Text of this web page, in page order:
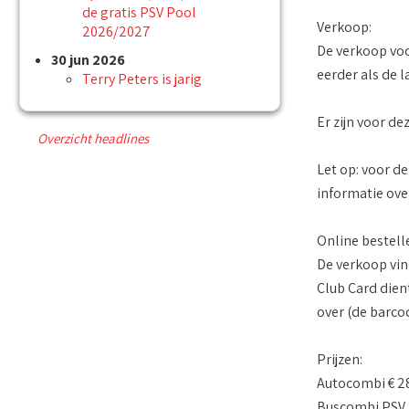
de gratis PSV Pool
2026/2027
30 jun 2026
Terry Peters is jarig
Overzicht headlines
Verkoop:
De verkoop
eerder als de
Er zijn voor
Let op: voor
informatie
Online
De verkoop
Club Card
over (de
Prijzen:
Autocombi €